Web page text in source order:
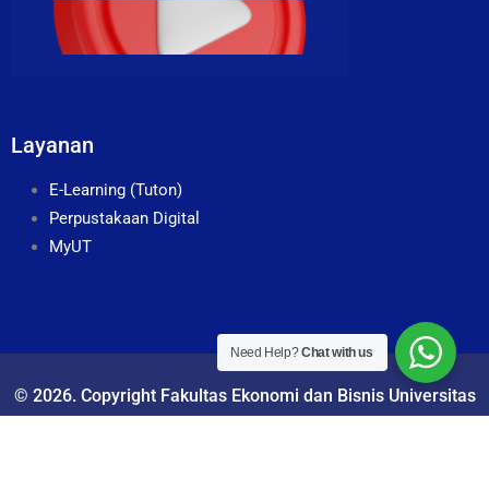
Layanan
E-Learning (Tuton)
Perpustakaan Digital
MyUT
© 2026. Copyright Fakultas Ekonomi dan Bisnis Universitas
Need Help?Chat with us